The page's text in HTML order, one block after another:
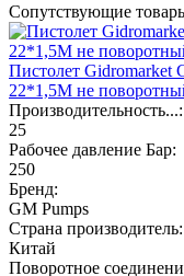
Сопутствующие
Пистолет Gidromarket
22*1,5М не
Производительность...:
25
Рабочее давление Бар:
250
Бренд:
GM Pumps
Страна производитель:
Китай
Поворотное